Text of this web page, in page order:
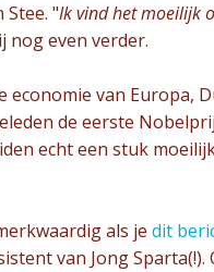
Stee. "Ik vind het moeilijk
nog even verder.
economie van Europa,
de eerste
echt een stuk
als je dit
van Jong